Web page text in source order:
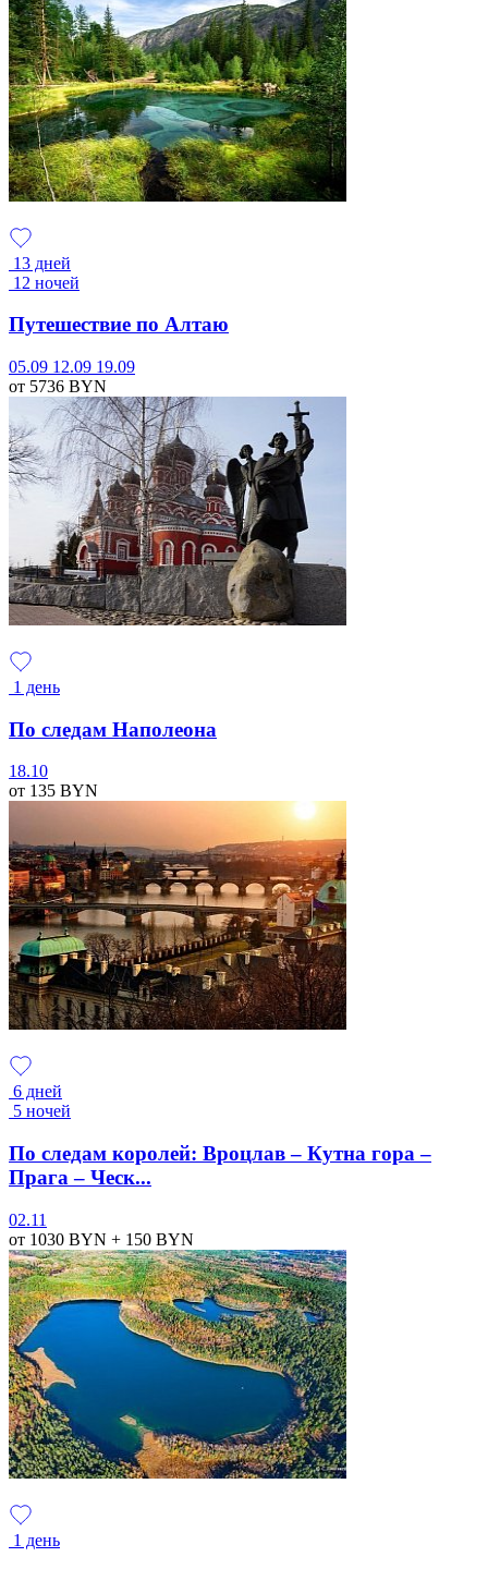
13 дней
12 ночей
Путешествие по Алтаю
05.09 12.09 19.09
от 5736 BYN
1 день
По следам Наполеона
18.10
от 135 BYN
6 дней
5 ночей
По следам королей: Вроцлав – Кутна гора –
Прага – Ческ...
02.11
от 1030 BYN + 150 BYN
1 день